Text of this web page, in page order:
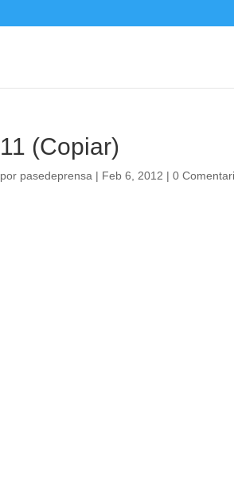
11 (Copiar)
porpasedeprensa |Feb 6, 2012 | 0